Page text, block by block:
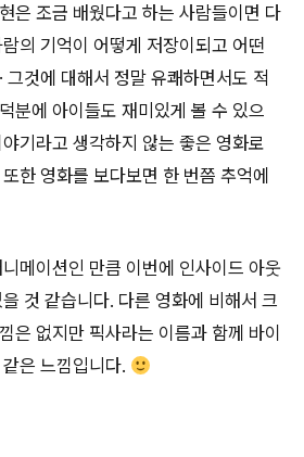
은 조금 배웠다고 하는 사람들이면 다
의 기억이 어떻게 저장이되고 어떤
것에 대해서 정말 유쾌하면서도 적
분에 아이들도 재미있게 볼 수 있으
기라고 생각하지 않는 좋은 영화로
한 영화를 보다보면 한 번쯤 추억에
메이션인 만큼 이번에 인사이드 아웃
것 같습니다. 다른 영화에 비해서 크
은 없지만 픽사라는 이름과 함께 바이
은 느낌입니다.